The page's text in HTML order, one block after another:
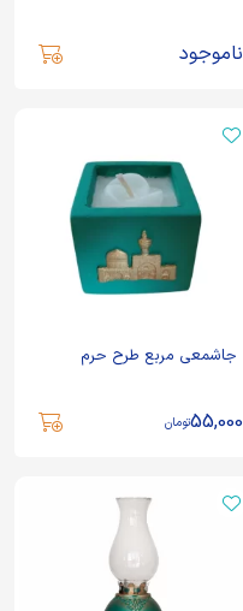
ناموجود
جاشمعی مربع طرح حرم
55,000تومان